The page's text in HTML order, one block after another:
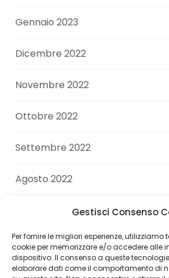
Gestisci Consenso
Per fornire le migliori esperienze,
cookie per memorizzare e/o accedere alle
dispositivo. Il consenso a queste
elaborare dati come il comportamento di
Gennaio 2023
Dicembre 2022
Novembre 2022
Ottobre 2022
Settembre 2022
Agosto 2022
Giugno 2022
Aprile 2022